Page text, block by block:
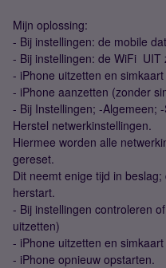
Mijn oplossing:
- Bij instellingen: de mobile
- Bij instellingen: de WiFi UIT
- iPhone uitzetten en
- iPhone aanzetten (zonder
- Bij Instellingen; -Algemeen;
Herstel netwerkinstellingen.
Hiermee worden alle
gereset.
Dit neemt enige tijd in
herstart.
- Bij instellingen controleren
uitzetten)
- iPhone uitzetten en
- iPhone opnieuw opstarten.